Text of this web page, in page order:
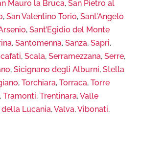
Mauro la Bruca, San Pietro al
, San Valentino Torio, Sant’Angelo
, Sant’Egidio del Monte
, Santomenna, Sanza, Sapri,
, Scala, Serramezzana, Serre,
, Sicignano degli Alburni, Stella
, Torchiara, Torraca, Torre
, Tramonti, Trentinara,Valle
Lucania,Valva,Vibonati,